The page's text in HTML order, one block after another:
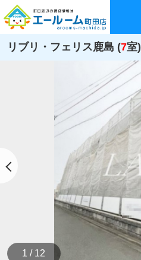
リブリ・フェリス鹿島 (7室)
1 / 12